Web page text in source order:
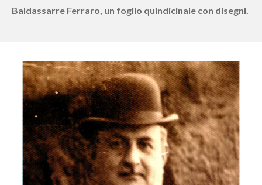
Baldassarre Ferraro, un foglio quindicinale con disegni.